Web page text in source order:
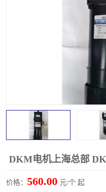
DKM电机上海总部
价格： 560.00 元/个 起